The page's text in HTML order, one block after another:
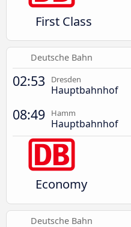
First Class
Deutsche Bahn
02:53 Dresden
Hauptbahnhof
08:49 Hamm
Hauptbahnhof
Economy
Deutsche Bahn